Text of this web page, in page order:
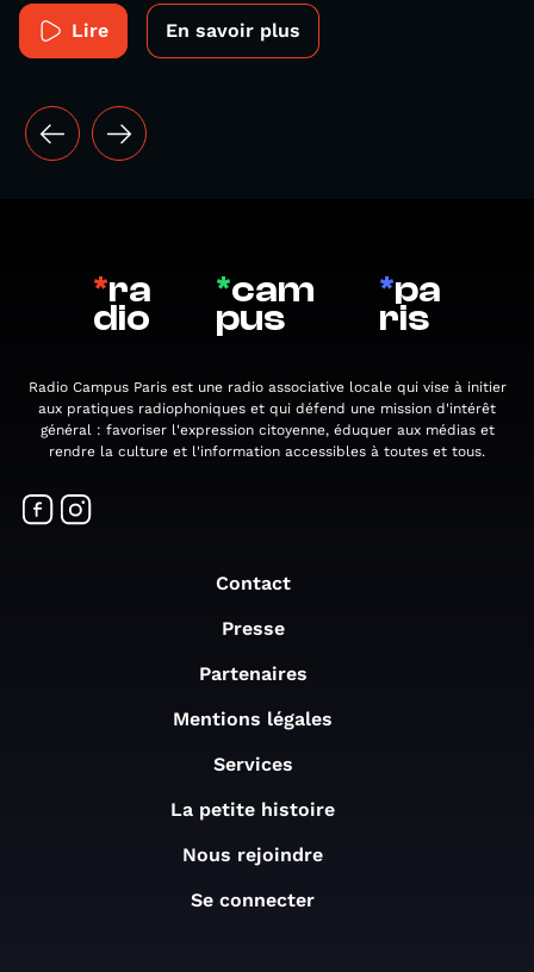
Lire En savoir plus
*ra
dio
*cam
pus
*pa
ris
Radio Campus Paris est une radio associative locale qui vise à initier
aux pratiques radiophoniques et qui défend une mission d'intérêt
général : favoriser l'expression citoyenne, éduquer aux médias et
rendre la culture et l'information accessibles à toutes et tous.
Contact
Presse
Partenaires
Mentions légales
Services
La petite histoire
Nous rejoindre
Se connecter